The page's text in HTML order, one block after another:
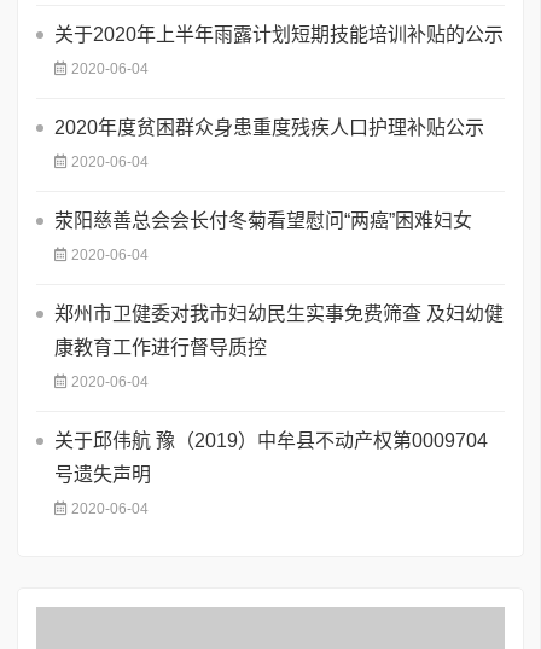
关于2020年上半年雨露计划短期技能培训补贴的公示
2020-06-04
2020年度贫困群众身患重度残疾人口护理补贴公示
2020-06-04
荥阳慈善总会会长付冬菊看望慰问“两癌”困难妇女
2020-06-04
郑州市卫健委对我市妇幼民生实事免费筛查 及妇幼健
康教育工作进行督导质控
2020-06-04
关于邱伟航 豫（2019）中牟县不动产权第0009704
号遗失声明
2020-06-04